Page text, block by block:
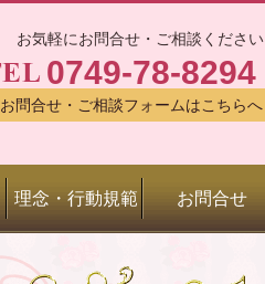
お気軽にお問合せ・ご相談ください
0749-78-8294
お問合せ・ご相談フォームはこちらへ
理念・行動規範 お問合せ